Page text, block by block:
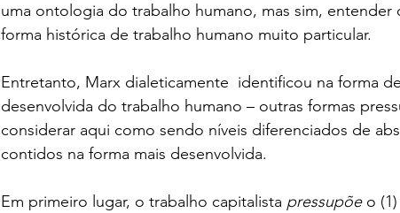
uma ontologia do trabalho humano, mas sim,
forma histórica de trabalho humano muito particular.
Entretanto, Marx dialeticamente  identificou na forma
desenvolvida do trabalho humano – outras formas
considerar aqui como sendo níveis diferenciados de
contidos na forma mais desenvolvida.
Em primeiro lugar, o trabalho capitalista pressupõe o (1)